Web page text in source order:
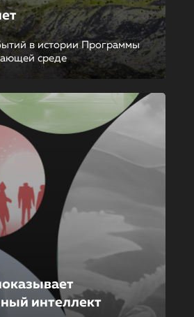
в истории Программы
среде
интеллект